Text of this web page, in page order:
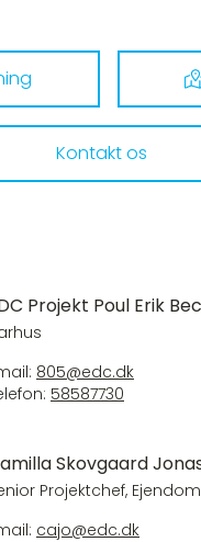
Kontakt os
Projekt Poul Erik
805@edc.dk
58587730
Skovgaard
Projektchef,
cajo@edc.dk